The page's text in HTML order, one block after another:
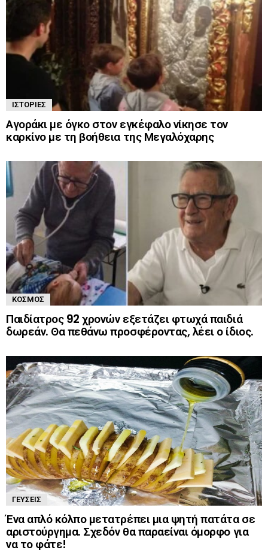
ΙΣΤΟΡΊΕΣ
Αγοράκι με όγκο στον εγκέφαλο νίκησε τον
καρκίνο με τη βοήθεια της Μεγαλόχαρης
ΚΌΣΜΟΣ
Παιδίατρος 92 χρονών εξετάζει φτωχά παιδιά
δωρεάν. Θα πεθάνω προσφέροντας, λέει ο ίδιος.
ΓΕΎΣΕΙΣ
Ένα απλό κόλπο μετατρέπει μια ψητή πατάτα σε
αριστούργημα. Σχεδόν θα παραείναι όμορφο για
να το φάτε!